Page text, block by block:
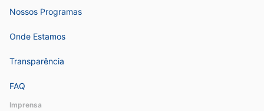
Nossos Programas
Onde Estamos
Transparência
FAQ
Imprensa